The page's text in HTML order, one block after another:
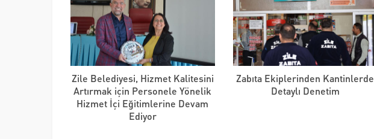
Zile Belediyesi, Hizmet Kalitesini
Artırmak için Personele Yönelik
Hizmet İçi Eğitimlerine Devam
Ediyor
Zabıta Ekiplerinden Kantinlerde
Detaylı Denetim